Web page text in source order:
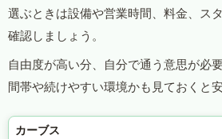
選ぶときは設備や営業時間、料金、ス
確認しましょう。
自由度が高い分、自分で通う意思が必
間帯や続けやすい環境かも見ておくと安
カーブス